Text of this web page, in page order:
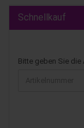
Schnellkauf
Bitte geben Sie die